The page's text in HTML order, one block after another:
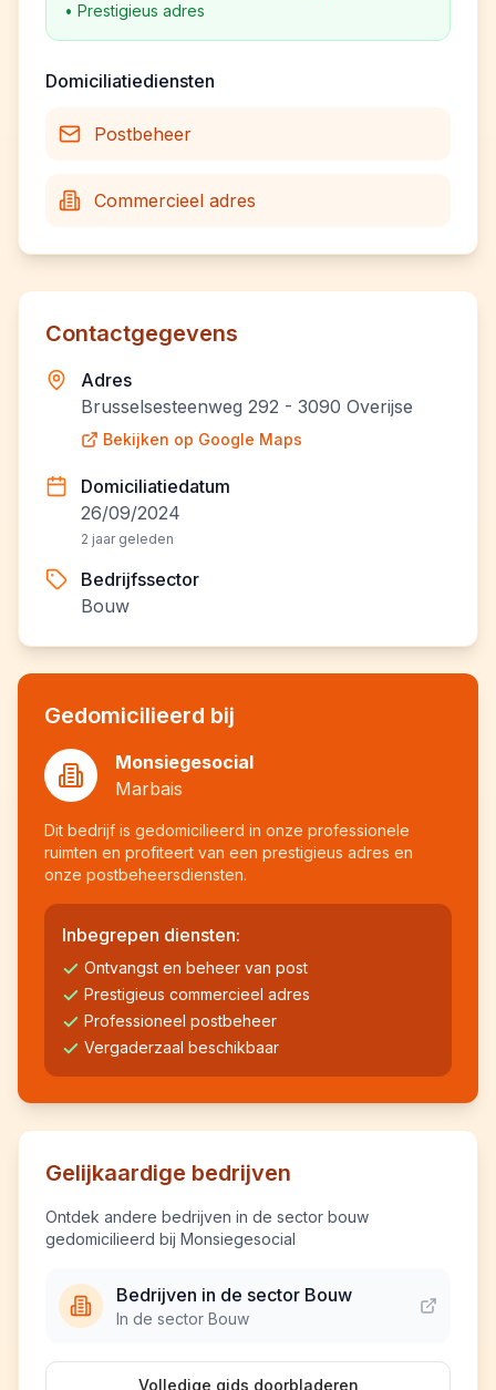
• Prestigieus adres
Domiciliatiediensten
Postbeheer
Commercieel adres
Contactgegevens
Adres
Brusselsesteenweg 292 - 3090 Overijse
Bekijken op Google Maps
Domiciliatiedatum
26/09/2024
2 jaar geleden
Bedrijfssector
Bouw
Gedomicilieerd bij
Monsiegesocial
Marbais
Dit bedrijf is gedomicilieerd in onze professionele
ruimten en profiteert van een prestigieus adres en
onze postbeheersdiensten.
Inbegrepen diensten:
Ontvangst en beheer van post
Prestigieus commercieel adres
Professioneel postbeheer
Vergaderzaal beschikbaar
Gelijkaardige bedrijven
Ontdek andere bedrijven in de sector bouw
gedomicilieerd bij Monsiegesocial
Bedrijven in de sector Bouw
In de sector Bouw
Volledige gids doorbladeren